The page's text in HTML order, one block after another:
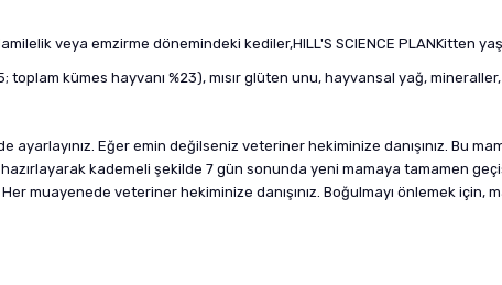
veya emzirme dönemindeki kediler,HILL'S SCIENCE PLANKitten
toplam kümes hayvanı %23), mısır glüten unu, hayvansal yağ, mineraller,
ayarlayınız. Eğer emin değilseniz veteriner hekiminize danışınız. Bu
hazırlayarak kademeli şekilde 7 gün sonunda yeni mamaya tamamen
muayenede veteriner hekiminize danışınız. Boğulmayı önlemek için,